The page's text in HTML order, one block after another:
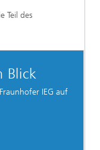
Teil des
Blick
IEG auf